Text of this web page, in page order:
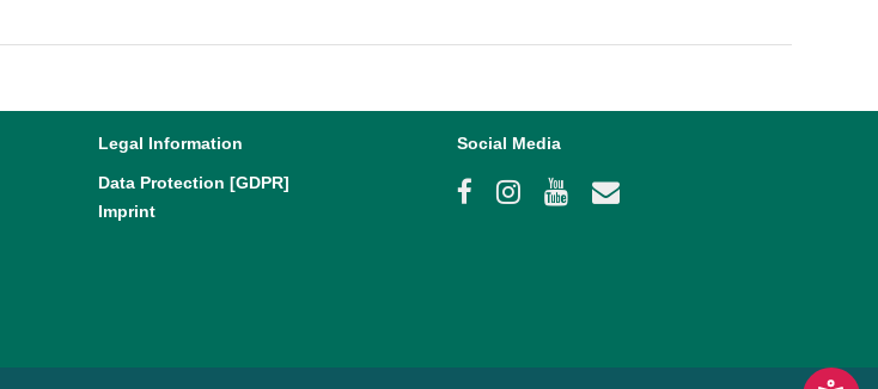
Legal Information
Data Protection [GDPR]
Imprint
Social Media